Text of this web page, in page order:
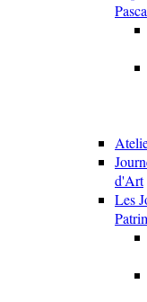
d'Art
Les